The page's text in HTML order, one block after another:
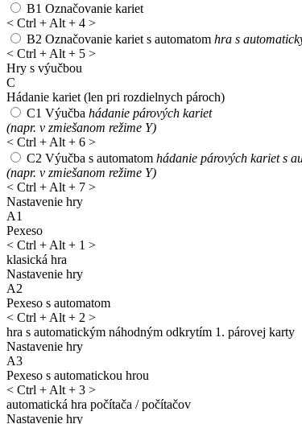
B1 Označovanie kariet
< Ctrl + Alt + 4 >
B2 Označovanie kariet s automatom hra s
< Ctrl + Alt + 5 >
Hry s výučbou
C
Hádanie kariet (len pri rozdielnych pároch)
C1 Výučba hádanie párových kariet
(napr. v zmiešanom režime Y)
< Ctrl + Alt + 6 >
C2 Výučba s automatom hádanie párových kariet s
(napr. v zmiešanom režime Y)
< Ctrl + Alt + 7 >
Nastavenie hry
A1
Pexeso
< Ctrl + Alt + 1 >
klasická hra
Nastavenie hry
A2
Pexeso s automatom
< Ctrl + Alt + 2 >
hra s automatickým náhodným odkrytím 1. párovej karty
Nastavenie hry
A3
Pexeso s automatickou hrou
< Ctrl + Alt + 3 >
automatická hra počítača / počítačov
Nastavenie hry